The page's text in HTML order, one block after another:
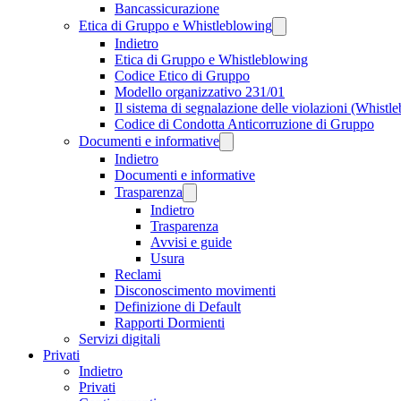
Bancassicurazione
Etica di Gruppo e Whistleblowing
Indietro
Etica di Gruppo e Whistleblowing
Codice Etico di Gruppo
Modello organizzativo 231/01
Il sistema di segnalazione delle violazioni
Codice di Condotta Anticorruzione di Gruppo
Documenti e informative
Indietro
Documenti e informative
Trasparenza
Indietro
Trasparenza
Avvisi e guide
Usura
Reclami
Disconoscimento movimenti
Definizione di Default
Rapporti Dormienti
Servizi digitali
Privati
Indietro
Privati